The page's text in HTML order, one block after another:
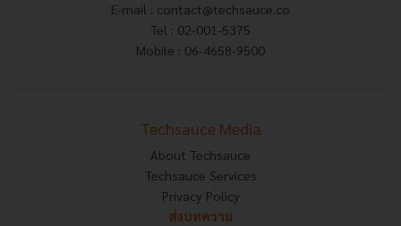
E-mail : contact@techsauce.co
Tel : 02-001-5375
Mobile : 06-4658-9500
Techsauce Media
About Techsauce
Techsauce Services
Privacy Policy
ส่งบทความ